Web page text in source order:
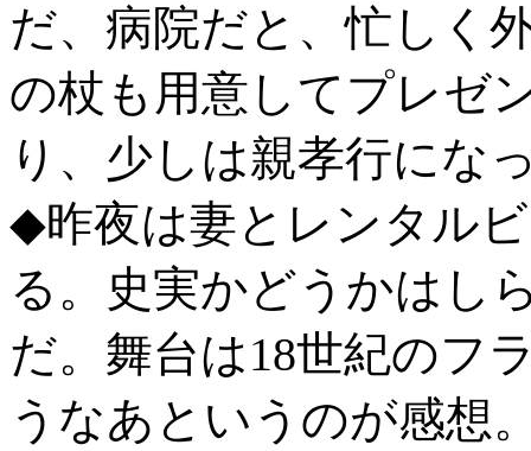
だ、病院だと、忙しく
の杖も用意してプレゼ
り、少しは親孝行にな
◆昨夜は妻とレンタル
る。史実かどうかはし
だ。舞台は18世紀のフ
うなあというのが感想